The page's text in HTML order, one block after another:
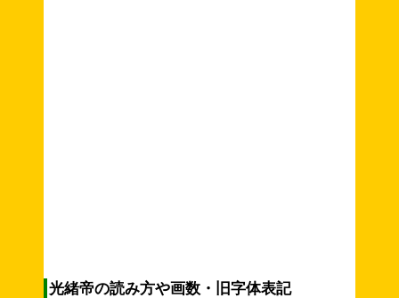
光緒帝の読み方や画数・旧字体表記